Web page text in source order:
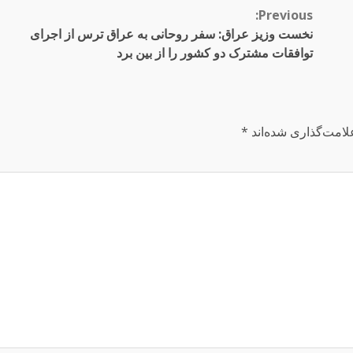
Previous:
نخست وزیز عراق: سفر روحانی به عراق ترس از اجرای
توافقات مشترک دو کشور را از بین برد
شده‌اند *